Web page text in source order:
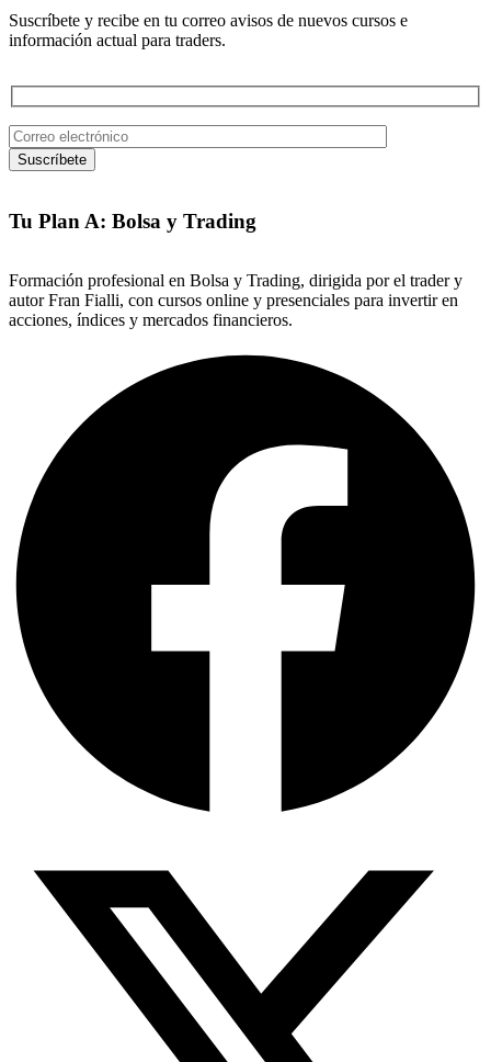
Suscríbete y recibe en tu correo avisos de nuevos cursos e
información actual para traders.
Tu Plan A: Bolsa y Trading
Formación profesional en Bolsa y Trading, dirigida por el trader y
autor Fran Fialli, con cursos online y presenciales para invertir en
acciones, índices y mercados financieros.